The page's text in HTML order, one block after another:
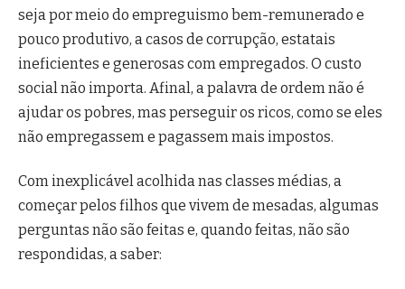
seja por meio do empreguismo bem-remunerado e
pouco produtivo, a casos de corrupção, estatais
ineficientes e generosas com empregados. O custo
social não importa. Afinal, a palavra de ordem não é
ajudar os pobres, mas perseguir os ricos, como se eles
não empregassem e pagassem mais impostos.
Com inexplicável acolhida nas classes médias, a
começar pelos filhos que vivem de mesadas, algumas
perguntas não são feitas e, quando feitas, não são
respondidas, a saber: